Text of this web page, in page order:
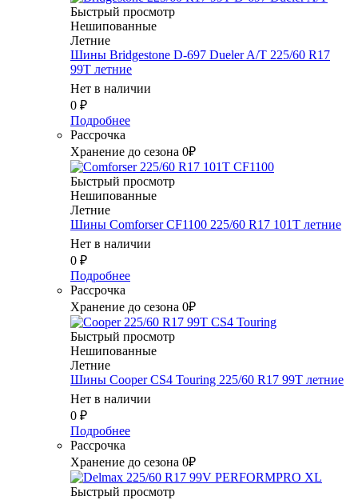
Быстрый просмотр
Нешипованные
Летние
Шины Bridgestone D-697 Dueler A/T 225/60 R17
99T летние
Нет в наличии
0 ₽
Подробнее
Рассрочка
Хранение до сезона 0₽
Быстрый просмотр
Нешипованные
Летние
Шины Comforser CF1100 225/60 R17 101T летние
Нет в наличии
0 ₽
Подробнее
Рассрочка
Хранение до сезона 0₽
Быстрый просмотр
Нешипованные
Летние
Шины Cooper CS4 Touring 225/60 R17 99T летние
Нет в наличии
0 ₽
Подробнее
Рассрочка
Хранение до сезона 0₽
Быстрый просмотр